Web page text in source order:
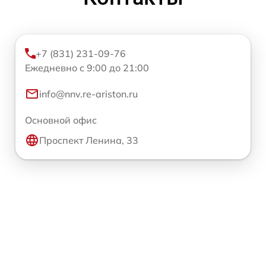
+7 (831) 231-09-76
Ежедневно с 9:00 до 21:00
info@nnv.re-ariston.ru
Основной офис
Проспект Ленина, 33